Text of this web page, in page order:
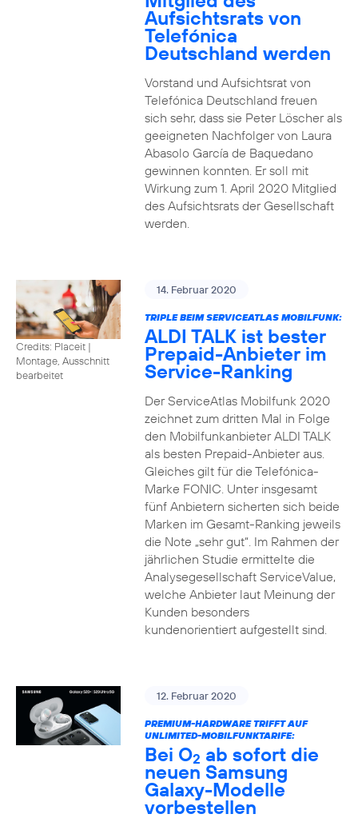
Aufsichtsrats von
Telefónica
Deutschland werden
Vorstand und Aufsichtsrat von
Telefónica Deutschland freuen
sich sehr, dass sie Peter Löscher als
geeigneten Nachfolger von Laura
Abasolo García de Baquedano
gewinnen konnten. Er soll mit
Wirkung zum 1. April 2020 Mitglied
des Aufsichtsrats der Gesellschaft
werden.
Credits: Placeit |
Montage, Ausschnitt
bearbeitet
14. Februar 2020
TRIPLE BEIM SERVICEATLAS MOBILFUNK:
ALDI TALK ist bester
Prepaid-Anbieter im
Service-Ranking
Der ServiceAtlas Mobilfunk 2020
zeichnet zum dritten Mal in Folge
den Mobilfunkanbieter ALDI TALK
als besten Prepaid-Anbieter aus.
Gleiches gilt für die Telefónica-
Marke FONIC. Unter insgesamt
fünf Anbietern sicherten sich beide
Marken im Gesamt-Ranking jeweils
die Note „sehr gut“. Im Rahmen der
jährlichen Studie ermittelte die
Analysegesellschaft ServiceValue,
welche Anbieter laut Meinung der
Kunden besonders
kundenorientiert aufgestellt sind.
12. Februar 2020
PREMIUM-HARDWARE TRIFFT AUF
UNLIMITED-MOBILFUNKTARIFE:
Bei O2 ab sofort die
neuen Samsung
Galaxy-Modelle
vorbestellen